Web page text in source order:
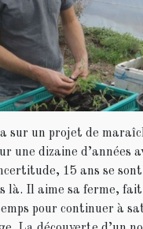
sur un projet de
une dizaine d’années
15 ans se
là. Il aime sa ferme,
pour continuer à